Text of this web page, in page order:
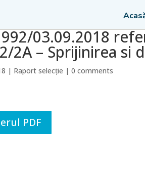
03.09.2018
2A – Sprijinirea si
| Raport selecție |0 comments
PDF